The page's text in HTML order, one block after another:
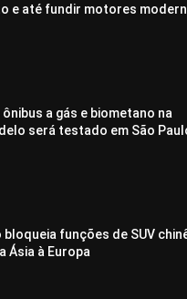
e até fundir motores
a gás e biometano na
será testado em São
funções de SUV
Ásia à Europa